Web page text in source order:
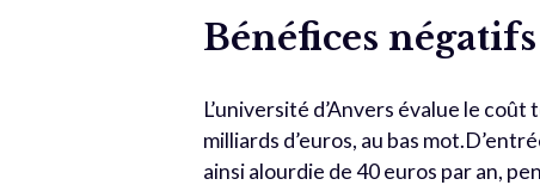
Bénéfices négatifs
L’université d’Anvers évalue le coût
milliards d’euros, au bas
ainsi alourdie de 40 euros par an,